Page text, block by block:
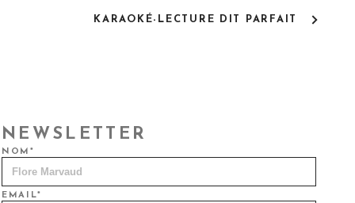
N
KARAOKÉ-LECTURE DIT PARFAIT
NEWSLETTER
NOM*
EMAIL*